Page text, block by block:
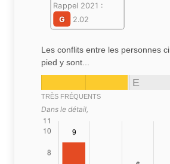
Rappel 2021 :
G
2.02
Les conflits entre les personnes
pied y sont...
E
TRÈS FRÉQUENTS
Dans le détail,